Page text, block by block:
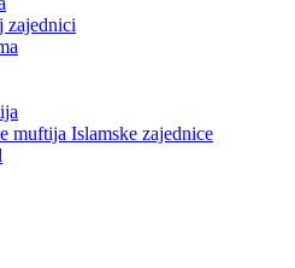
zajednici
muftija Islamske zajednice